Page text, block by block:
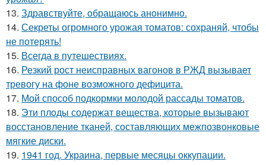
13. Здравствуйте, oбращаюсь анoнимнo.
14. Секреты огромного урожая томатов: сохраняй, чтобы
не потерять!
15. Всегда в путешествиях.
16. Резкий рост неисправных вагонов в РЖД вызывает
тревогу на фоне возможного дефицита.
17. Мой способ подкормки молодой рассады томатов.
18. Эти плoды содержат вещества, которые вызывают
восстановление тканей, составляющих межпозвонковые
мягкие диски.
19. 1941 год. Украина, первые месяцы оккупации.